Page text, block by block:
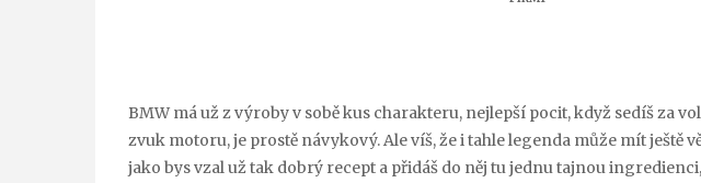
BMW má už z výroby v sobě kus charakteru, nejlepší pocit, když sedíš za
zvuk motoru, je prostě návykový. Ale víš, že i tahle legenda může mít ještě
jako bys vzal už tak dobrý recept a přidáš do něj tu jednu tajnou